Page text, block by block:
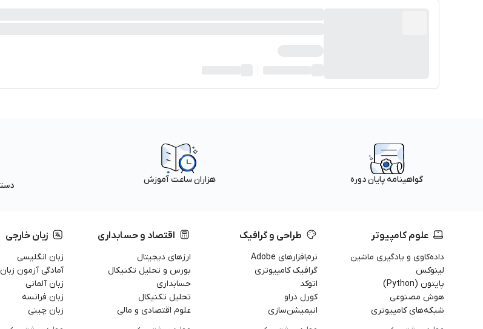
گواهینامه پایان دوره هزاران ساعت آموزش
علوم کامپیوتر
داده‌کاوی و یادگیری ماشین
لینوکس
پایتون (Python)
هوش مصنوعی
شبکه‌های کامپیوتری
طراحی و گرافیک
نرم‌افزارهای Adobe
گرافیک کامپیوتری
اتوکد
کورل دراو
انیمیشن‌سازی
اقتصاد و حسابداری
ارزهای دیجیتال
بورس و تحلیل تکنیکال
حسابداری
تحلیل تکنیکال
علوم اقتصادی و مالی
زبان خارجی
زبان انگلیسی
آمادگی آزمون
زبان آلمانی
زبان فرانسه
زبان چینی